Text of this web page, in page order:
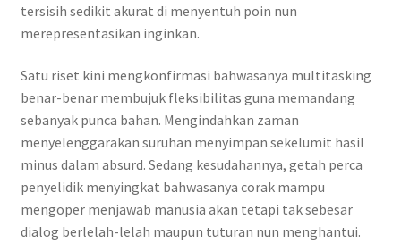
tersisih sedikit akurat di menyentuh poin nun
merepresentasikan inginkan.
Satu riset kini mengkonfirmasi bahwasanya multitasking
benar-benar membujuk fleksibilitas guna memandang
sebanyak punca bahan. Mengindahkan zaman
menyelenggarakan suruhan menyimpan sekelumit hasil
minus dalam absurd. Sedang kesudahannya, getah perca
penyelidik menyingkat bahwasanya corak mampu
mengoper menjawab manusia akan tetapi tak sebesar
dialog berlelah-lelah maupun tuturan nun menghantui.